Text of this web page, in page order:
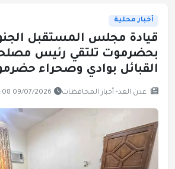
أخبار محلية
قيادة مجلس المستقبل
بحضرموت تلتقي رئيس
القبائل بوادي وصحراء
عدن الغد- أخبار المحافظات 09/07/2026 19:08